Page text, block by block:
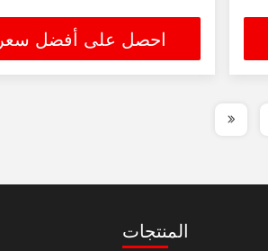
احصل على أفضل سعر
المنتجات